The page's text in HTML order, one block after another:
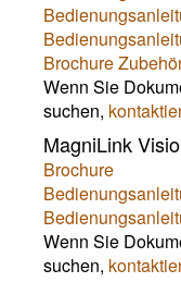
Brochure
Wenn Sie
suchen,
MagniLink
Brochure
Wenn Sie
suchen,